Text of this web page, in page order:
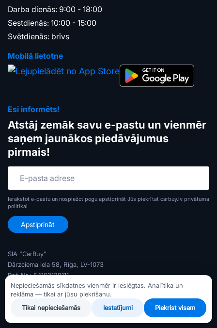
Darba dienās: 9:00 - 18:00
Sestdienās: 10:00 - 15:00
Svētdienās: brīvs
Mobilā lietotne
Esi informēts!
Atstāj zemāk savu e-pastu un vienmēr
saņem jaunākos piedāvājumus
pirmais!
Ierakstot e-pastu un nospiežot pogu apstiprināt Jūs piekrītat carbuy.lv privātuma
politikai
SIA "CarBuy"
Dārzciema iela 58, Rīga, LV-1073
Reģ Nr.: 54103129111
PVN Nr.: LV54103129111
Banka: AS Swedbank
Nepieciešamās sīkdatnes vienmēr ir ieslēgtas. Analītika un
reklāma — tikai ar jūsu piekrišanu.
Tikai nepieciešamās
Iestatījumi Piekrist visam